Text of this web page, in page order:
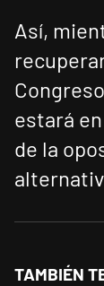
Así,
estará
de la
TAMBIÉN